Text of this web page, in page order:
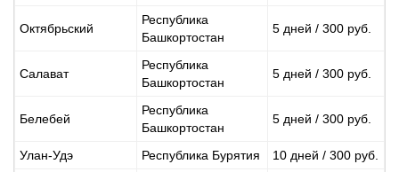
Октябрьский
Республика
Башкортостан
5 дней / 300 руб.
Салават
Республика
Башкортостан
5 дней / 300 руб.
Белебей
Республика
Башкортостан
5 дней / 300 руб.
Улан-Удэ Республика Бурятия 10 дней / 300 руб.